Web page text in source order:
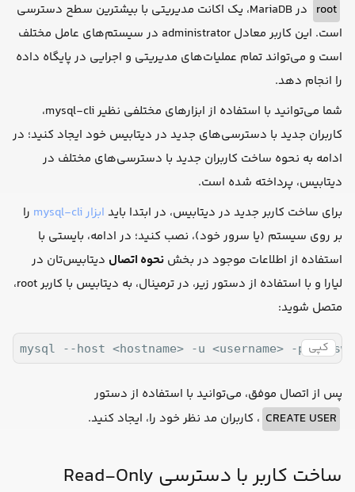
root
در MariaDB، یک اکانت مدیریتی با بیشترین سطح دسترسی
است. این کاربر معادل administrator در سیستم‌های عامل مختلف
است و می‌تواند تمام عملیات‌های مدیریتی و اجرایی در پایگاه داده
را انجام دهد.
شما می‌توانید با استفاده از ابزارهای مختلفی نظیر mysql-cli،
کاربران جدید با دسترسی‌های جدید در دیتابیس خود ایجاد کنید؛ در
ادامه به نحوه ساخت کاربران جدید با دسترسی‌های مختلف در
دیتابیس، پرداخته شده است.
برای ساخت کاربر جدید در دیتابیس، در ابتدا باید ابزار mysql-cli
را
بر روی سیستم (یا سرور خود)، نصب کنید؛ در ادامه، بایستی با
استفاده از اطلاعات موجود در بخش نحوه اتصال دیتابیس‌تان در
لیارا و با استفاده از دستور زیر، در ترمینال، به دیتابیس با کاربر root،
متصل شوید:
کپی mysql --host <hostname> -u <username> -
پس از اتصال موفق، می‌توانید با استفاده از دستور
CREATE USER ، کاربران مد نظر خود را، ایجاد کنید.
ساخت کاربر با دسترسی Read-Only